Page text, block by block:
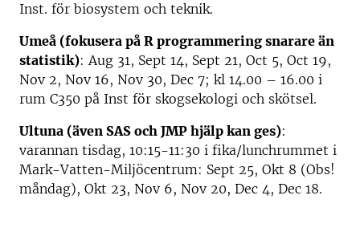
Inst. för biosystem och teknik.
Umeå (fokusera på R programmering snarare än
statistik): Aug 31, Sept 14, Sept 21, Oct 5, Oct 19,
Nov 2, Nov 16, Nov 30, Dec 7; kl 14.00 – 16.00 i
rum C350 på Inst för skogsekologi och skötsel.
Ultuna (även SAS och JMP hjälp kan ges):
varannan tisdag, 10:15-11:30 i fika/lunchrummet i
Mark-Vatten-Miljöcentrum: Sept 25, Okt 8 (Obs!
måndag), Okt 23, Nov 6, Nov 20, Dec 4, Dec 18.